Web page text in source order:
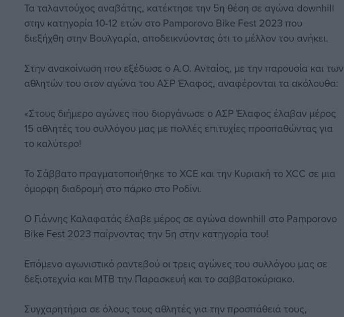
Τα ταλαντούχος αναβάτης, κατέκτησε την 5η θέση σε αγώνα downhill
στην κατηγορία 10-12 ετών στο Pamporovo Bike Fest 2023 που
διεξήχθη στην Βουλγαρία, αποδεικνύοντας ότι το μέλλον του ανήκει.
Στην ανακοίνωση που εξέδωσε ο Α.Ο. Ανταίος, με την παρουσία και των
αθλητών του στον αγώνα του ΑΣΡ Έλαφος, αναφέρονται τα ακόλουθα:
«Στους διήμερο αγώνες που διοργάνωσε ο ΑΣΡ Έλαφος έλαβαν μέρος
15 αθλητές του συλλόγου μας με πολλές επιτυχίες προσπαθώντας για
το καλύτερο!
Το Σάββατο πραγματοποιήθηκε το XCE και την Κυριακή το XCC σε μια
όμορφη διαδρομή στο πάρκο στο Ροδίνι.
Ο Γιάννης Καλαφατάς έλαβε μέρος σε αγώνα downhill στο Pamporovo
Bike Fest 2023 παίρνοντας την 5η στην κατηγορία του!
Επόμενο αγωνιστικό ραντεβού οι τρεις αγώνες του συλλόγου μας σε
δεξιοτεχνία και MTB την Παρασκευή και το σαββατοκύριακο.
Συγχαρητήρια σε όλους τους αθλητές για την προσπάθειά τους,